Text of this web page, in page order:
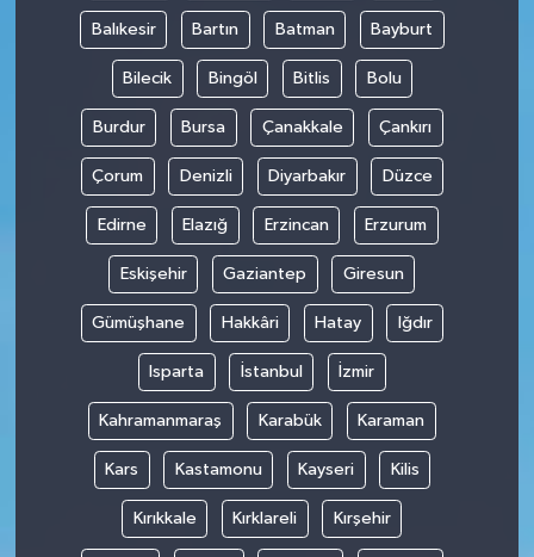
Balıkesir Bartın Batman Bayburt
Bilecik Bingöl Bitlis Bolu
Burdur Bursa Çanakkale Çankırı
Çorum Denizli Diyarbakır Düzce
Edirne Elazığ Erzincan Erzurum
Eskişehir Gaziantep Giresun
Gümüşhane Hakkâri Hatay Iğdır
Isparta İstanbul İzmir
Kahramanmaraş Karabük Karaman
Kars Kastamonu Kayseri Kilis
Kırıkkale Kırklareli Kırşehir